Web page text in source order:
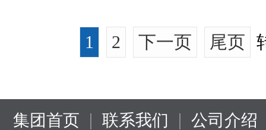
1 2 下一页 尾页
集团首页 | 联系我们 | 公司介绍